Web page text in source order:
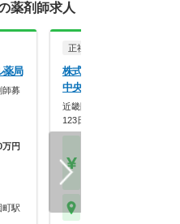
薬剤師求人
薬局
師募
万円
町駅
正社員
株式会社メディカルかる
中央薬局
近畿圏に90店舗展開！年間
123日×スギHD母…